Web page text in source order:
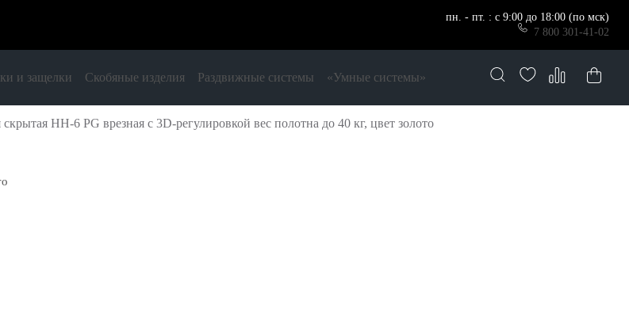
пн. - пт. : с 9:00 до 18:00 (по мск)
7 800 301-41-02
и защелки Скобяные изделия Раздвижные системы «Умные системы»
HH-6 PG врезная с 3D-регулировкой вес полотна до 40 кг, цвет золото